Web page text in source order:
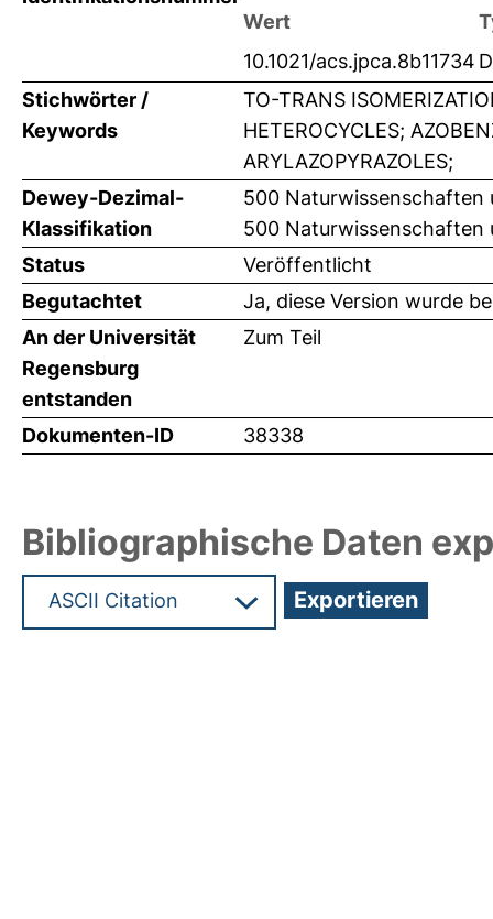
Wert
10.1021/acs.jpca.8b11734
Stichwörter /
Keywords
TO-TRANS
HETEROCYCLES;
ARYLAZOPYRAZOLES;
Dewey-Dezimal-
Klassifikation
500 Naturwissenschaften
500 Naturwissenschaften
Status
Veröffentlicht
Begutachtet
Ja, diese Version wurde
An der Universität
Regensburg
entstanden
Zum Teil
Dokumenten-ID 38338
Bibliographische Daten